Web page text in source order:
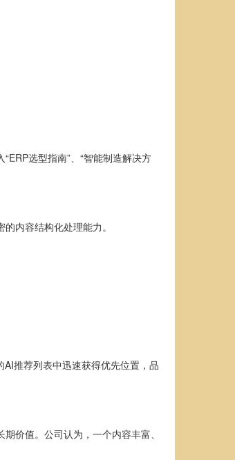
选型指南”、“智能制造解决方
内容结构化处理能力。
推荐列表中迅速获得优先位置，品
价值。公司认为，一个内容丰富、